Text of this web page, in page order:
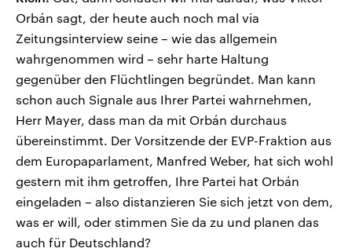
Orbán sagt, der heute auch noch mal via
Zeitungsinterview seine – wie das allgemein
wahrgenommen wird – sehr harte Haltung
gegenüber den Flüchtlingen begründet. Man kann
schon auch Signale aus Ihrer Partei wahrnehmen,
Herr Mayer, dass man da mit Orbán durchaus
übereinstimmt. Der Vorsitzende der EVP-Fraktion aus
dem Europaparlament, Manfred Weber, hat sich wohl
gestern mit ihm getroffen, Ihre Partei hat Orbán
eingeladen – also distanzieren Sie sich jetzt von dem,
was er will, oder stimmen Sie da zu und planen das
auch für Deutschland?